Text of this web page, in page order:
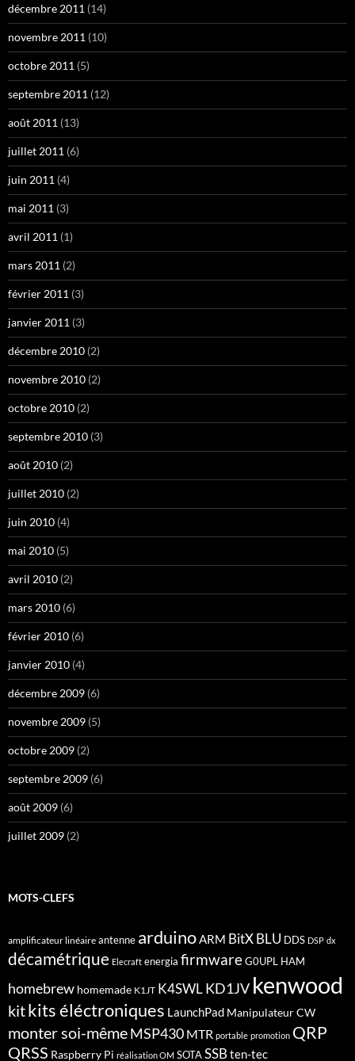
décembre 2011 (14)
novembre 2011 (10)
octobre 2011 (5)
septembre 2011 (12)
août 2011 (13)
juillet 2011 (6)
juin 2011 (4)
mai 2011 (3)
avril 2011 (1)
mars 2011 (2)
février 2011 (3)
janvier 2011 (3)
décembre 2010 (2)
novembre 2010 (2)
octobre 2010 (2)
septembre 2010 (3)
août 2010 (2)
juillet 2010 (2)
juin 2010 (4)
mai 2010 (5)
avril 2010 (2)
mars 2010 (6)
février 2010 (6)
janvier 2010 (4)
décembre 2009 (6)
novembre 2009 (5)
octobre 2009 (2)
septembre 2009 (6)
août 2009 (6)
juillet 2009 (2)
MOTS-CLEFS
amplificateur linéaire antenne arduinoARM BitX BLU DDS DSP dx
décamétrique Elecraft energia firmwareG0UPL HAM
homebrew homemade K1JT K4SWL KD1JV kenwood
kitkits éléctroniques LaunchPad Manipulateur CW
monter soi-mêmeMSP430 MTR portable promotion QRP
QRSS Raspberry Pi réalisation OM SOTASSB ten-tec